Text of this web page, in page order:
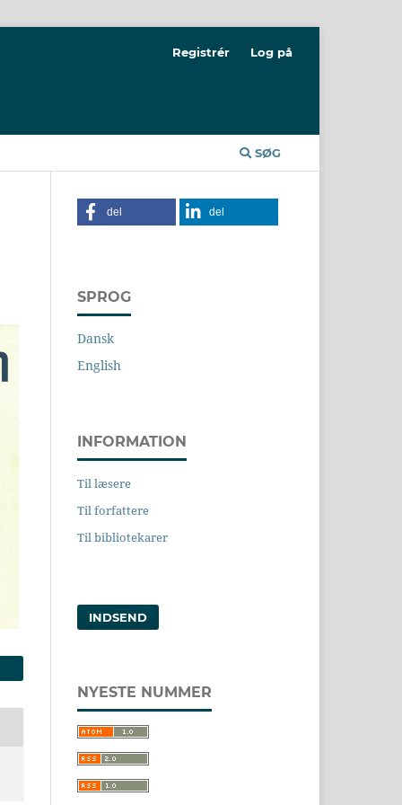
SØG
Registrér Log på
del del
SPROG
Dansk
English
INFORMATION
Til læsere
Til forfattere
Til bibliotekarer
INDSEND
NYESTE NUMMER